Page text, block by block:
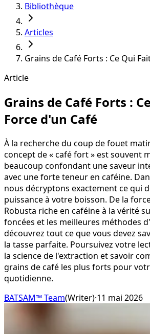
Bibliothèque
Articles
Grains de Café Forts : Ce Qui
Article
Grains de Café Forts :
Force d'un Café
À la recherche du coup de fouet
concept de « café fort » est souvent
beaucoup confondant une saveur
avec une forte teneur en caféine.
nous décryptons exactement ce qui
puissance à votre boisson. De la
Robusta riche en caféine à la vérité
foncées et les meilleures méthodes
découvrez tout ce que vous devez
la tasse parfaite. Poursuivez votre
la science de l'extraction et savoir
grains de café les plus forts pour
quotidienne.
BATSAM™ Team(Writer)·11 mai 2026